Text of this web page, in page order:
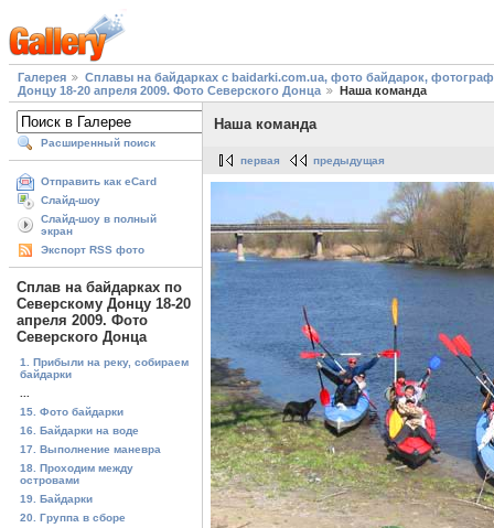
Галерея
Сплавы на байдарках с baidarki.com.ua, фото байдарок,
Донцу 18-20 апреля 2009. Фото Северского Донца
Наша команда
Расширенный поиск
Отправить как eCard
Слайд-шоу
Слайд-шоу в полный
экран
Экспорт RSS фото
Сплав на байдарках по
Северскому Донцу 18-20
апреля 2009. Фото
Северского Донца
1. Прибыли на реку, собираем
байдарки
15. Фото байдарки
16. Байдарки на воде
17. Выполнение маневра
18. Проходим между
островами
19. Байдарки
20. Группа в сборе
Наша команда
первая предыдущая